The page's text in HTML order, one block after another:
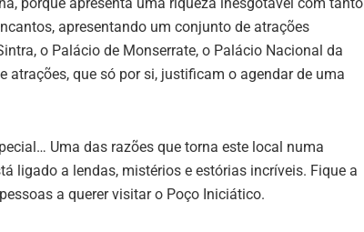
porque apresenta uma riqueza inesgotável com tanto
apresentando um conjunto de atrações
o Palácio de Monserrate, o Palácio Nacional da
atrações, que só por si, justificam o agendar de uma
Uma das razões que torna este local numa
ligado a lendas, mistérios e estórias incríveis. Fique a
a querer visitar o Poço Iniciático.